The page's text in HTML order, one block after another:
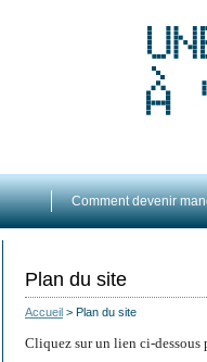
Comment devenir
Plan du site
Accueil > Plan du site
Cliquez sur un lien ci-dessous